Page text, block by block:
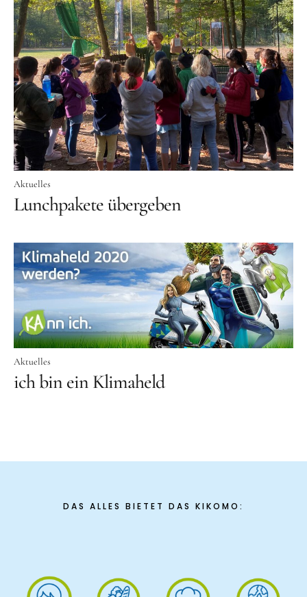
Frühlingsküche & Sprachschätze – Mit allen Sinnen
lernen
Winterzauber
Offene Angebote
Werde Klimabotschafter:in
Outdoor Koch-Geburtstag
Kindergeburtstag im KiKoMo
Mitmachen
FSJ/BFD/FÖJ
Spenden
Schenk ein Lächeln, statt ein Geschenk!
Kontakt
Linktree
Aktuelles
Lunchpakete übergeben
Aktuelles
ich bin ein Klimaheld
DAS ALLES BIETET DAS KIKOMO: